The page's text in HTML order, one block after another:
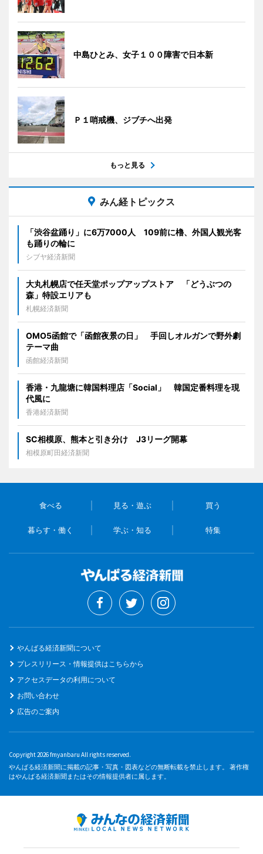
中島ひとみ、女子１００障害で日本新
Ｐ１哨戒機、ジブチへ出発
もっと見る
みん経トピックス
「渋谷盆踊り」に6万7000人 109前に櫓、外国人観光客
も踊りの輪に
シブヤ経済新聞
大丸札幌店で任天堂ポップアップストア 「どうぶつの
森」特設エリアも
札幌経済新聞
OMO5函館で「函館夜景の日」 手回しオルガンで野外劇
テーマ曲
函館経済新聞
香港・九龍塘に韓国料理店「Social」 韓国定番料理を現
代風に
香港経済新聞
SC相模原、熊本と引き分け J3リーグ開幕
相模原町田経済新聞
食べる 見る・遊ぶ 買う
暮らす・働く 学ぶ・知る 特集
やんばる経済新聞について
プレスリリース・情報提供はこちらから
アクセスデータの利用について
お問い合わせ
広告のご案内
Copyright 2026 fmyanbaru All rights reserved.
やんばる経済新聞に掲載の記事・写真・図表などの無断転載を禁止します。 著作権
はやんばる経済新聞またはその情報提供者に属します。